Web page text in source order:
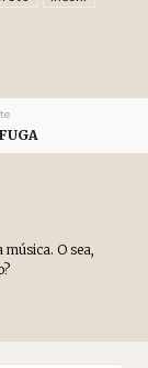
O sea,